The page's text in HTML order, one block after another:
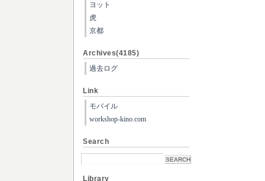
ヨット
虎
京都
Archives(4185)
過去ログ
Link
モバイル
workshop-kino.com
Search
Library